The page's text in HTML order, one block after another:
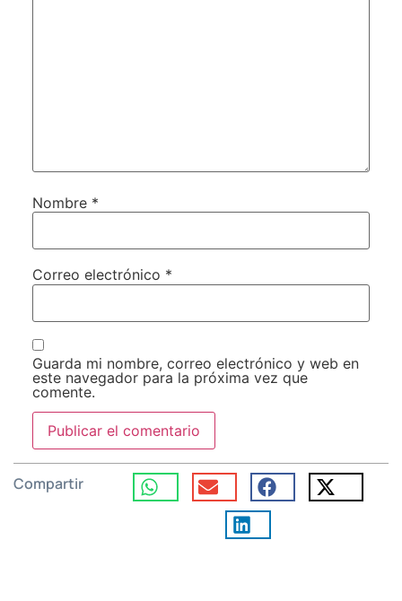
Nombre *
Correo electrónico *
Guarda mi nombre, correo electrónico y web en
este navegador para la próxima vez que
comente.
Compartir